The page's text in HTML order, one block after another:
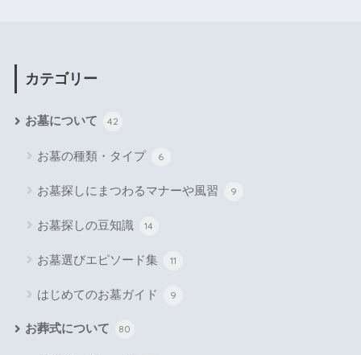
カテゴリー
お墓について 42
お墓の種類・タイプ 6
お墓探しにまつわるマナーや風習 9
お墓探しの豆知識 14
お墓選びエピソード集 11
はじめてのお墓ガイド 9
お葬式について 80